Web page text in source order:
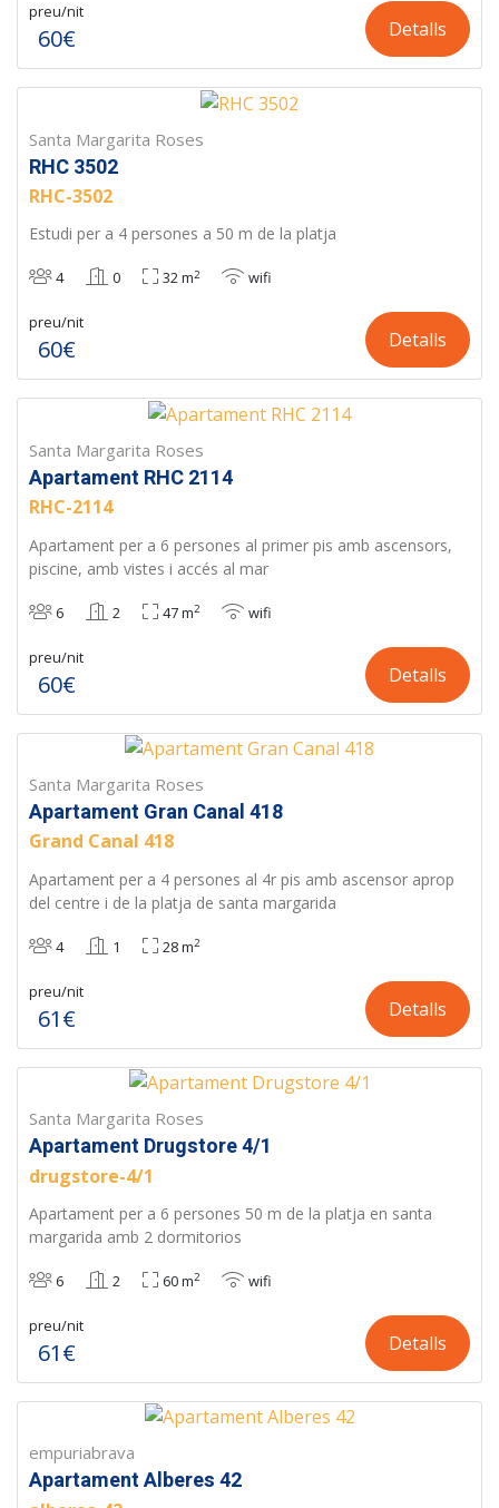
preu/nit
60€ Detalls
Santa Margarita Roses
RHC 3502
RHC-3502
Estudi per a 4 persones a 50 m de la platja
4 0 32 m2 wifi
preu/nit
60€ Detalls
Santa Margarita Roses
Apartament RHC 2114
RHC-2114
Apartament per a 6 persones al primer pis amb ascensors,
piscine, amb vistes i accés al mar
6 2 47 m2 wifi
preu/nit
60€ Detalls
Santa Margarita Roses
Apartament Gran Canal 418
Grand Canal 418
Apartament per a 4 persones al 4r pis amb ascensor aprop
del centre i de la platja de santa margarida
4 1 28 m2
preu/nit
61€ Detalls
Santa Margarita Roses
Apartament Drugstore 4/1
drugstore-4/1
Apartament per a 6 persones 50 m de la platja en santa
margarida amb 2 dormitorios
6 2 60 m2 wifi
preu/nit
61€ Detalls
empuriabrava
Apartament Alberes 42